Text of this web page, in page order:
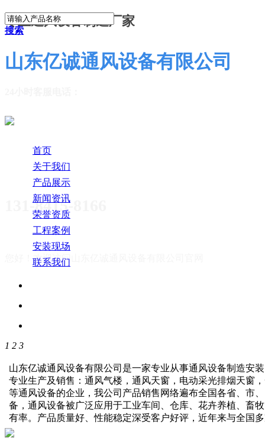
专业通风设备制造厂家
山东亿诚通风设备有限公司
131-8415-8166
您好！欢迎访问
搜索
首页
关于我们
产品展示
新闻资讯
荣誉资质
工程案例
安装现场
联系我们
1 2 3
山东亿诚通风设备有限公司是一家专业从事通风设备制造安
专业生产及销售：通风气楼，通风天窗，电动采光排烟天窗
等通风设备的企业，我公司产品销售网络遍布全国各省、市
备，通风设备被广泛应用于工业车间、仓库、花卉养植、畜
有率。产品质量好、性能稳定深受客户好评，近年来与全国